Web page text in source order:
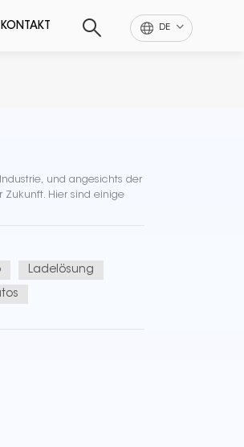
DE
KONTAKT
und angesichts der
Zukunft. Hier sind einige
Ladelösung